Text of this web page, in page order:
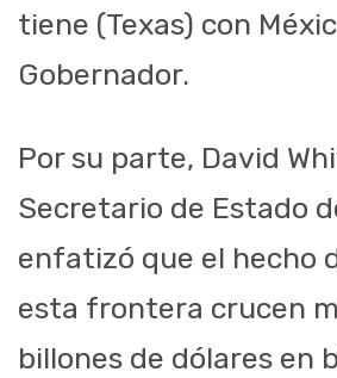
tiene (Texas) con
Gobernador.
Por su parte, David
Secretario de Estado
enfatizó que el hecho
esta frontera crucen
billones de dólares en